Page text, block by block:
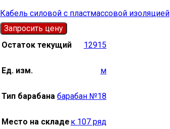
Кабель силовой с пластмассовой изоляцией
Запросить цену
Остаток текущий
12915
Ед. изм. м
Тип барабана барабан №18
Место на складе к 107 ряд